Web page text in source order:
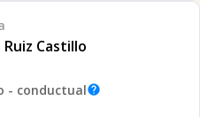
Castillo
- conductualhelp